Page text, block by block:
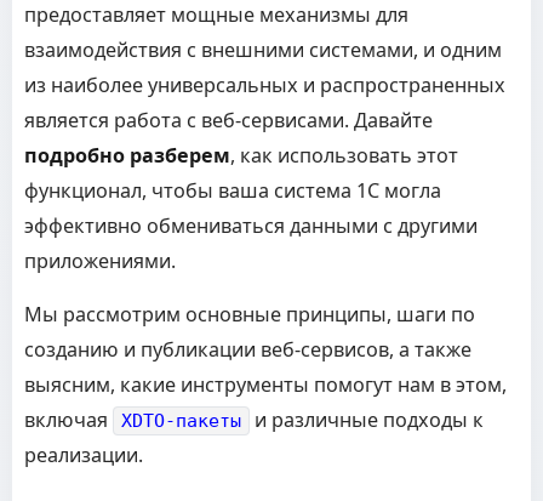
предоставляет мощные механизмы для
взаимодействия с внешними системами, и одним
из наиболее универсальных и распространенных
является работа с веб-сервисами. Давайте
подробно разберем, как использовать этот
функционал, чтобы ваша система 1С могла
эффективно обмениваться данными с другими
приложениями.
Мы рассмотрим основные принципы, шаги по
созданию и публикации веб-сервисов, а также
выясним, какие инструменты помогут нам в этом,
включая
XDTO-пакеты
и различные подходы к
реализации.